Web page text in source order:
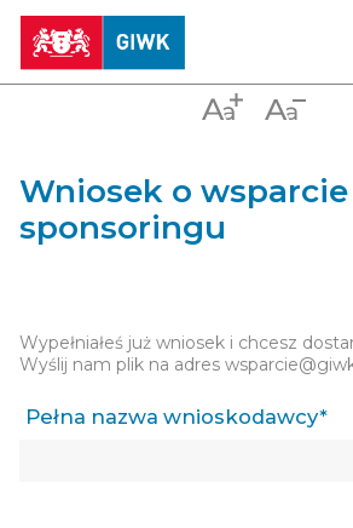
Wniosek o
sponsoringu
Wypełniałeś już wniosek i chcesz
Wyślij nam plik na adres
Pełna nazwa wnioskodawcy*